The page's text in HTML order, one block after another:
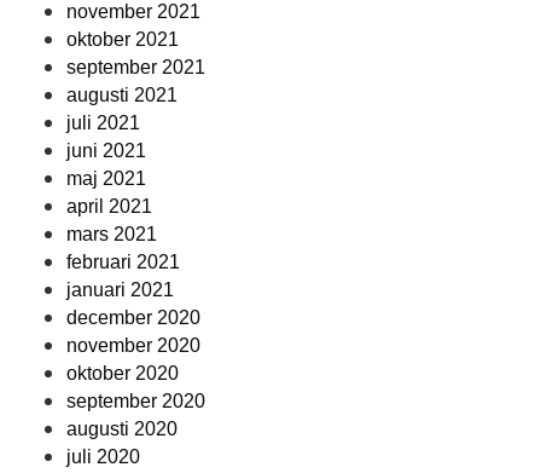
november 2021
oktober 2021
september 2021
augusti 2021
juli 2021
juni 2021
maj 2021
april 2021
mars 2021
februari 2021
januari 2021
december 2020
november 2020
oktober 2020
september 2020
augusti 2020
juli 2020